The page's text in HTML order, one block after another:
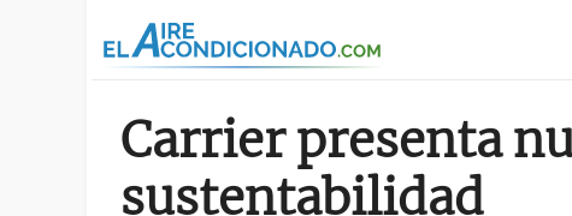
Carrier presenta
sustentabilidad